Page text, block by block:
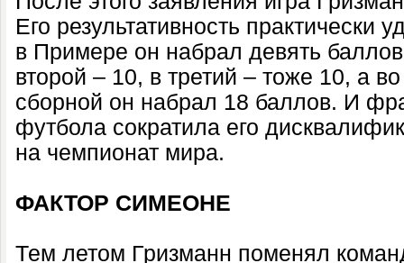
Его результативность практически
в Примере он набрал девять
второй – 10, в третий – тоже 10, а
сборной он набрал 18 баллов. И
футбола сократила его
на чемпионат мира.
ФАКТОР СИМЕОНЕ
Тем летом Гризманн поменял